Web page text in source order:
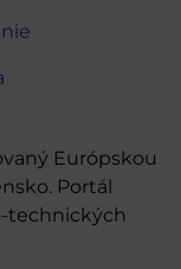
Európskou
Portál
technických